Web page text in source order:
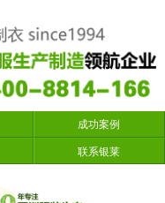
成功案例
联系银莱